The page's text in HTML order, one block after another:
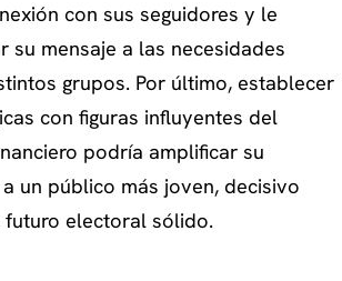
con sus seguidores y le
su mensaje a las necesidades
grupos. Por último, establecer
con figuras influyentes del
podría amplificar su
un público más joven, decisivo
futuro electoral sólido.